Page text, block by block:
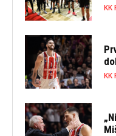
KK
KK